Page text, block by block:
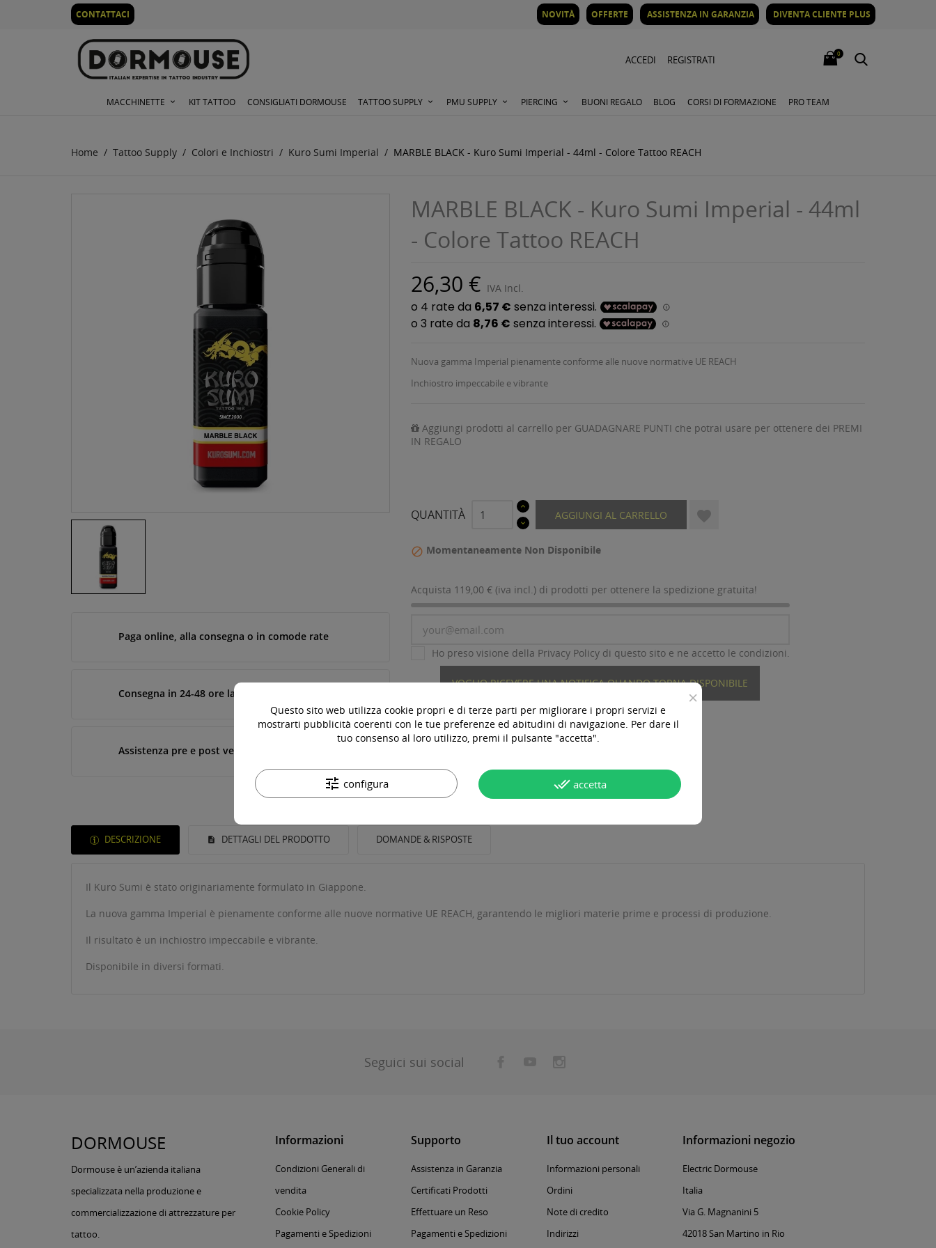
CONTATTACI NOVITÀ OFFERTE ASSISTENZA IN GARANZIA DIVENTA CLIENTE PLUS
ACCEDI REGISTRATI
0
MACCHINETTE KIT TATTOO CONSIGLIATI DORMOUSE TATTOO SUPPLY PMU SUPPLY PIERCING BUONI REGALO BLOG CORSI DI FORMAZIONE PRO TEAM
Home Tattoo Supply Colori e Inchiostri Kuro Sumi Imperial MARBLE BLACK - Kuro Sumi Imperial - 44ml - Colore Tattoo REACH
Paga online, alla consegna o in comode rate
Consegna in 24-48 ore lavorative*
Assistenza pre e post vendita
MARBLE BLACK - Kuro Sumi Imperial - 44ml
- Colore Tattoo REACH
26,30 € IVA Incl.
Nuova gamma Imperial pienamente conforme alle nuove normative UE REACH
Inchiostro impeccabile e vibrante
Aggiungi prodotti al carrello per GUADAGNARE PUNTI che potrai usare per ottenere dei PREMI
IN REGALO
QUANTITÀ AGGIUNGI AL CARRELLO 
 Momentaneamente Non Disponibile
Acquista 119,00 € (iva incl.) di prodotti per ottenere la spedizione gratuita!
Ho preso visione della Privacy Policy di questo sito e ne accetto le condizioni.
VOGLIO RICEVERE UNA NOTIFICA QUANDO TORNA DISPONIBILE
DESCRIZIONE DETTAGLI DEL PRODOTTO DOMANDE & RISPOSTE
Il Kuro Sumi è stato originariamente formulato in Giappone.
La nuova gamma Imperial è pienamente conforme alle nuove normative UE REACH, garantendo le migliori materie prime e processi di produzione.
Il risultato è un inchiostro impeccabile e vibrante.
Disponibile in diversi formati.
Seguici sui social
DORMOUSE
Dormouse è un’azienda italiana
specializzata nella produzione e
commercializzazione di attrezzature per
tattoo.
Informazioni
Condizioni Generali di
vendita
Cookie Policy
Pagamenti e Spedizioni
Supporto
Assistenza in Garanzia
Certificati Prodotti
Effettuare un Reso
Pagamenti e Spedizioni
Il tuo account
Informazioni personali
Ordini
Note di credito
Indirizzi
Informazioni negozio
Electric Dormouse
Italia
Via G. Magnanini 5
42018 San Martino in Rio
×
Questo sito web utilizza cookie propri e di terze parti per migliorare i propri servizi e
mostrarti pubblicità coerenti con le tue preferenze ed abitudini di navigazione. Per dare il
tuo consenso al loro utilizzo, premi il pulsante "accetta".
tune configura done_all accetta